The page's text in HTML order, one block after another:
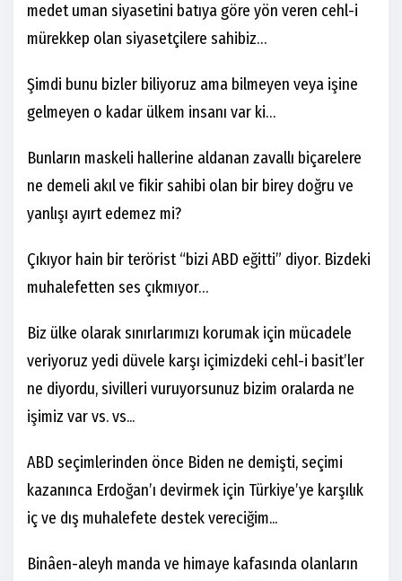
medet uman siyasetini batıya göre yön veren cehl-i
mürekkep olan siyasetçilere sahibiz…
Şimdi bunu bizler biliyoruz ama bilmeyen veya işine
gelmeyen o kadar ülkem insanı var ki…
Bunların maskeli hallerine aldanan zavallı biçarelere
ne demeli akıl ve fikir sahibi olan bir birey doğru ve
yanlışı ayırt edemez mi?
Çıkıyor hain bir terörist “bizi ABD eğitti” diyor. Bizdeki
muhalefetten ses çıkmıyor…
Biz ülke olarak sınırlarımızı korumak için mücadele
veriyoruz yedi düvele karşı içimizdeki cehl-i basit’ler
ne diyordu, sivilleri vuruyorsunuz bizim oralarda ne
işimiz var vs. vs...
ABD seçimlerinden önce Biden ne demişti, seçimi
kazanınca Erdoğan’ı devirmek için Türkiye’ye karşılık
iç ve dış muhalefete destek vereciğim...
Binâen-aleyh manda ve himaye kafasında olanların